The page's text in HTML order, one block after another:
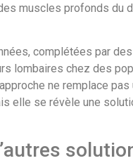
muscles profonds du
complétées par
lombaires chez des
ne remplace
elle se révèle une